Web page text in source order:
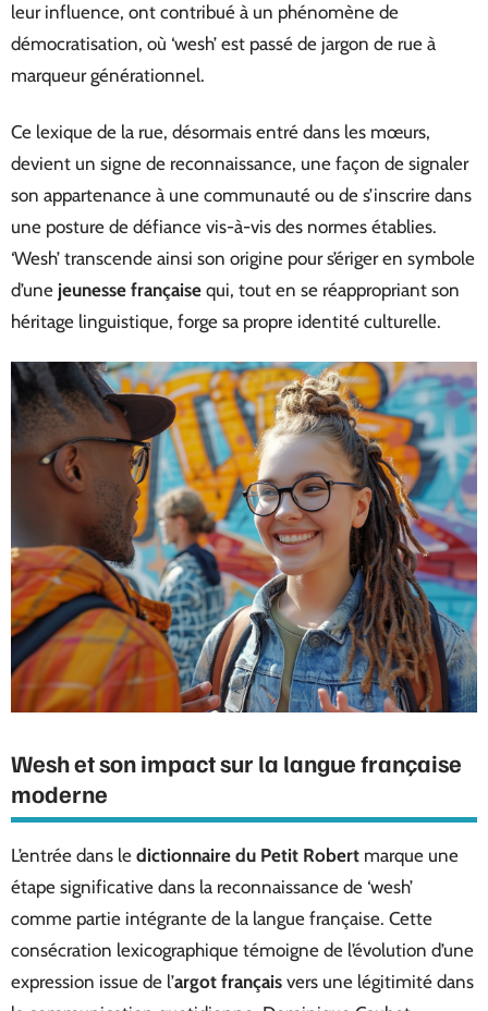
leur influence, ont contribué à un phénomène de
démocratisation, où ‘wesh’ est passé de jargon de rue à
marqueur générationnel.
Ce lexique de la rue, désormais entré dans les mœurs,
devient un signe de reconnaissance, une façon de signaler
son appartenance à une communauté ou de s’inscrire dans
une posture de défiance vis-à-vis des normes établies.
‘Wesh’ transcende ainsi son origine pour s’ériger en symbole
d’une jeunesse française qui, tout en se réappropriant son
héritage linguistique, forge sa propre identité culturelle.
Wesh et son impact sur la langue française
moderne
L’entrée dans le dictionnaire du Petit Robert marque une
étape significative dans la reconnaissance de ‘wesh’
comme partie intégrante de la langue française. Cette
consécration lexicographique témoigne de l’évolution d’une
expression issue de l’argot français vers une légitimité dans